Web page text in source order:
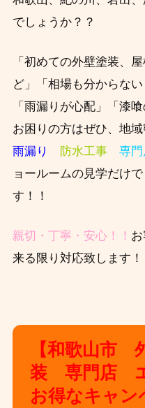
でしょうか？？
「初めての外壁塗装、
ど」「相場も分からな
「雨漏りが心配」「漆
お困りの方はぜひ、 地
雨漏り
防水工事 専門
ョールームの見学だけ
す！！
親切・丁寧・安心！！
来る限り対応致します！
【和歌山市
装 専門店
お得なキャ